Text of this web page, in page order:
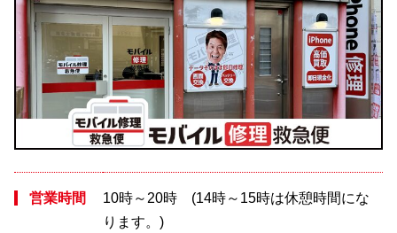
営業時間
10時～20時 (14時～15時は休憩時間にな
ります。)